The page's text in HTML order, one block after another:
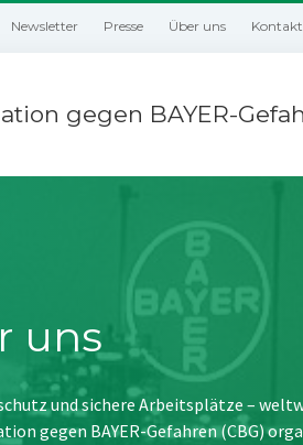
Newsletter Presse Über uns Kontakt
gegen BAYER-
uns
und sichere Arbeitsplätze –
gegen BAYER-Gefahren (CBG)